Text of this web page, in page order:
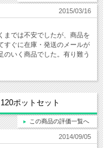
2015/03/16
までは不安でしたが、商品を
すぐに在庫・発送のメールが
のいく商品でした。有り難う
ポットセット
この商品の評価一覧へ
2014/09/05